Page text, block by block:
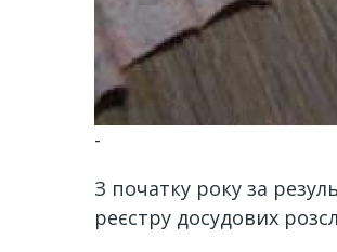
-
З початку року за
реєстру досудових